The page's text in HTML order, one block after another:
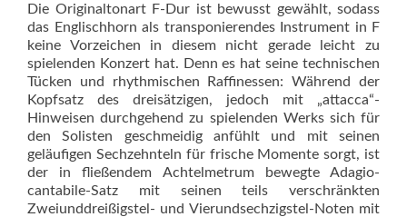
Die Originaltonart F-Dur ist bewusst gewählt, sodass
das Englischhorn als transponierendes Instrument in F
keine Vorzeichen in diesem nicht gerade leicht zu
spielenden Konzert hat. Denn es hat seine technischen
Tücken und rhythmischen Raffinessen: Während der
Kopfsatz des dreisätzigen, jedoch mit „attacca“-
Hinweisen durchgehend zu spielenden Werks sich für
den Solisten geschmeidig anfühlt und mit seinen
geläufigen Sechzehnteln für frische Momente sorgt, ist
der in fließendem Achtelmetrum bewegte Adagio-
cantabile-Satz mit seinen teils verschränkten
Zweiunddreißigstel- und Vierundsechzigstel-Noten mit